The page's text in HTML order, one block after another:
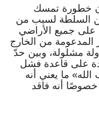
خطورة تمسك
السلطة لسبب من
على جميع الأراضي
المدعومة من الخارج
مشلولة، وبين حدّ
على قاعدة فشل
ما يعني أنه
أنه فاقد